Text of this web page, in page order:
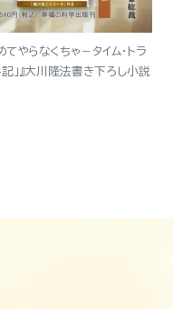
やらなくちゃ－タイム・トラ
」』大川隆法書き下ろし小説